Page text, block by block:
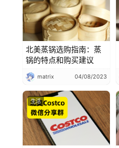
北美蒸锅选购指南：蒸
锅的特点和购买建议
matrix 04/08/2023
生活